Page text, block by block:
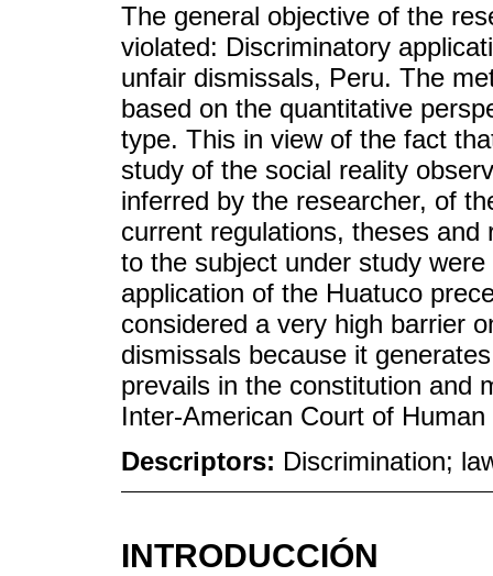
The general objective of the
violated: Discriminatory
unfair dismissals, Peru. The
based on the quantitative
type. This in view of the fact
study of the social reality
inferred by the researcher, of
current regulations, theses
to the subject under study
application of the Huatuco
considered a very high barrier
dismissals because it
prevails in the constitution and
Inter-American Court of
Descriptors: Discrimination;
INTRODUCCIÓN